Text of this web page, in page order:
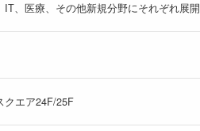
、医療、その他新規分野にそれぞれ展開
クエア24F/25F